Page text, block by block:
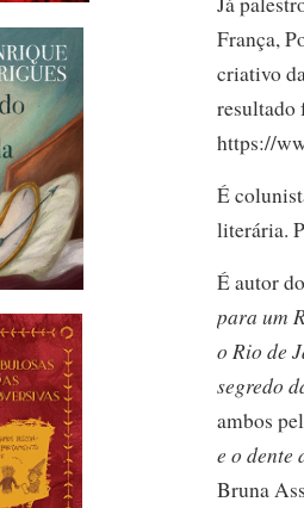
França,
criativo
resultado
https://
É
literária.
É autor
para um
o Rio de
segredo
ambos
e o dente
Bruna